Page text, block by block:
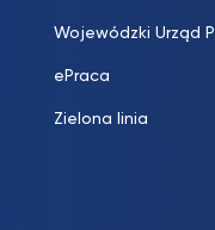
Wojewódzki Urząd
ePraca
Zielona linia